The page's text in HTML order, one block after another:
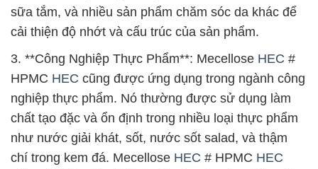
sữa tắm, và nhiều sản phẩm chăm sóc da khác để
cải thiện độ nhớt và cấu trúc của sản phẩm.
3. **Công Nghiệp Thực Phẩm**: Mecellose HEC #
HPMC HEC cũng được ứng dụng trong ngành công
nghiệp thực phẩm. Nó thường được sử dụng làm
chất tạo đặc và ổn định trong nhiều loại thực phẩm
như nước giải khát, sốt, nước sốt salad, và thậm
chí trong kem đá. Mecellose HEC # HPMC HEC